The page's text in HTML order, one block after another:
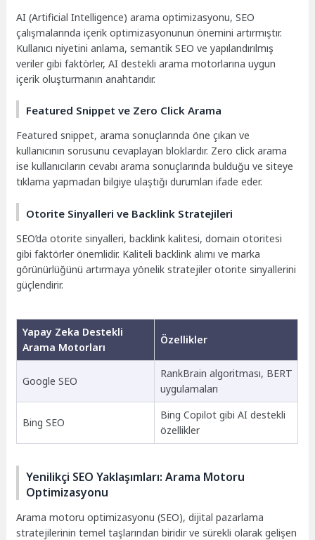
AI (Artificial Intelligence) arama optimizasyonu, SEO
çalışmalarında içerik optimizasyonunun önemini artırmıştır.
Kullanıcı niyetini anlama, semantik SEO ve yapılandırılmış
veriler gibi faktörler, AI destekli arama motorlarına uygun
içerik oluşturmanın anahtarıdır.
Featured Snippet ve Zero Click Arama
Featured snippet, arama sonuçlarında öne çıkan ve
kullanıcının sorusunu cevaplayan bloklardır. Zero click arama
ise kullanıcıların cevabı arama sonuçlarında bulduğu ve siteye
tıklama yapmadan bilgiye ulaştığı durumları ifade eder.
Otorite Sinyalleri ve Backlink Stratejileri
SEO’da otorite sinyalleri, backlink kalitesi, domain otoritesi
gibi faktörler önemlidir. Kaliteli backlink alımı ve marka
görünürlüğünü artırmaya yönelik stratejiler otorite sinyallerini
güçlendirir.
Yapay Zeka Destekli
Arama Motorları
Özellikler
Google SEO
RankBrain algoritması, BERT
uygulamaları
Bing SEO
Bing Copilot gibi AI destekli
özellikler
Yenilikçi SEO Yaklaşımları: Arama Motoru
Optimizasyonu
Arama motoru optimizasyonu (SEO), dijital pazarlama
stratejilerinin temel taşlarından biridir ve sürekli olarak gelişen